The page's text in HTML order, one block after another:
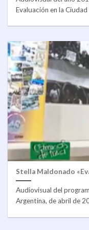
Evaluación en la Ciudad
Stella Maldonado
Audiovisual del
Argentina, de abril de